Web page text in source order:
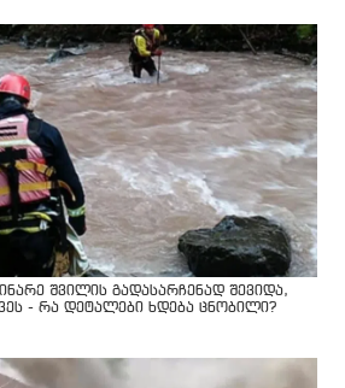
შვილის გადასარჩენად შევიდა,
- რა დეტალები ხდება ცნობილი?